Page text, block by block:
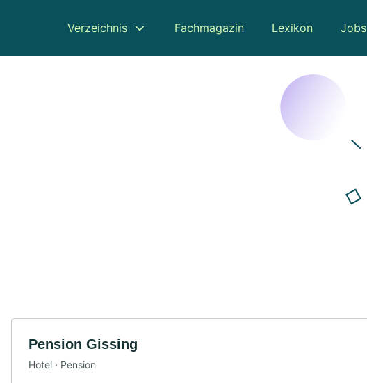
Verzeichnis Fachmagazin Lexikon Jobs
Pension Gissing
Hotel · Pension